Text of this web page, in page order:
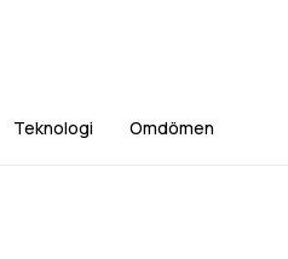
Teknologi Omdömen